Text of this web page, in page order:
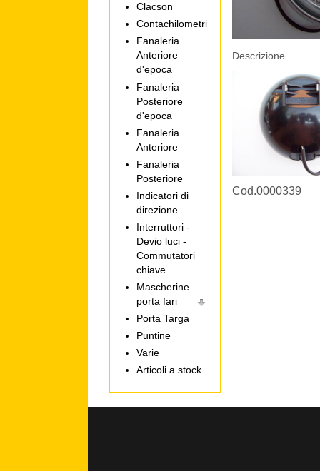
Descrizione
Cod.0000339
Clacson
Contachilometri
Fanaleria
Anteriore
d'epoca
Fanaleria
Posteriore
d'epoca
Fanaleria
Anteriore
Fanaleria
Posteriore
Indicatori di
direzione
Interruttori -
Devio luci -
Commutatori
chiave
Mascherine
porta fari
Porta Targa
Puntine
Varie
Articoli a stock